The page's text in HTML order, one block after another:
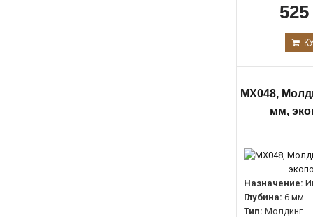
MX048,
мм,
Назначение:
Глубина: 6 мм
Тип: Молдинг